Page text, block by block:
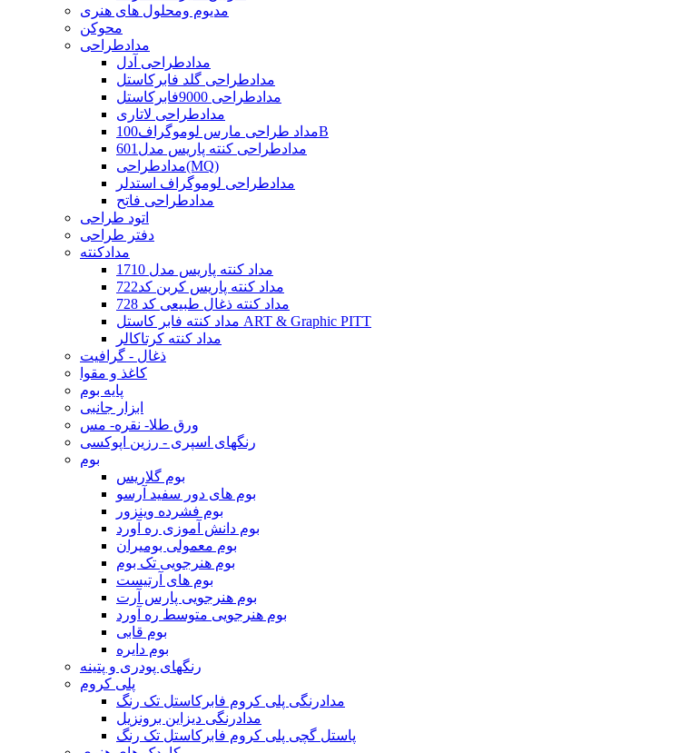
مدیوم ومحلول های هنری
محوکن
مدادطراحی
مدادطراحی آدل
مدادطراحی گلد فابرکاستل
مدادطراحی 9000فابرکاستل
مدادطراحی لاتاری
مداد طراحی مارس لوموگراف100B
مدادطراحی کنته پاریس مدل601
مدادطراحی(MQ)
مدادطراحی لوموگراف استدلر
مدادطراحی فاتح
اتود طراحی
دفتر طراحی
مدادکنته
مداد کنته پاریس مدل 1710
مداد کنته پاریس کربن کد722
مداد کنته ذغال طبیعی کد 728
مداد کنته فابر کاستل ART & Graphic PITT
مداد کنته کرتاکالر
ذغال - گرافیت
کاغذ و مقوا
پایه بوم
ابزار جانبی
ورق طلا- نقره- مس
رنگهای اسپری - رزین اپوکسی
بوم
بوم گلاریس
بوم های دور سفید آرسو
بوم فشرده وینزور
بوم دانش آموزی ره آورد
بوم معمولی بومیران
بوم هنرجویی تک بوم
بوم های آرتیست
بوم هنرجویی پارس آرت
بوم هنرجویی متوسط ره آورد
بوم قابی
بوم دایره
رنگهای پودری و پتینه
پلی کروم
مدادرنگی پلی کروم فابرکاستل تک رنگ
مدادرنگی دیزاین برونزیل
پاستل گچی پلی کروم فابرکاستل تک رنگ